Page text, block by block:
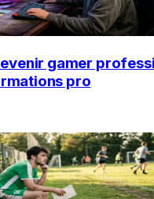
gamer
pro